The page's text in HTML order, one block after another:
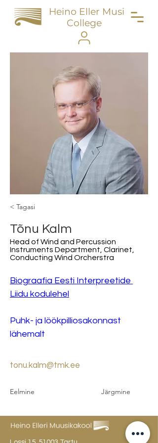
Heino Eller Music
College
< Tagasi
Tõnu Kalm
Head of Wind and Percussion
Instruments Department, Clarinet,
Conducting Wind Orcherstra
Biograafia Eesti Interpreetide
Liidu kodulehel
Puhk- ja löökpilliosakonnast
lähemalt
tonu.kalm@tmk.ee
Eelmine Järgmine